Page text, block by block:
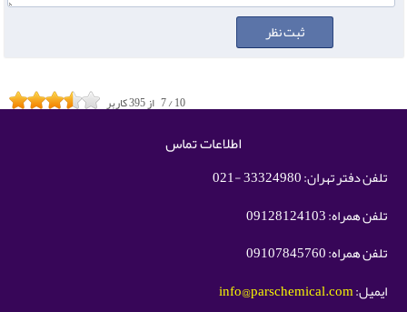
7/10 از395کاربر
اطلاعات تماس
تلفن دفتر تهران: 33324980 -021
تلفن همراه: 09128124103
تلفن همراه: 09107845760
ایمیل:info@parschemical.com